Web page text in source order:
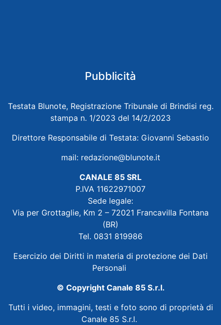
Pubblicità
Testata Blunote, Registrazione Tribunale di Brindisi reg.
stampa n. 1/2023 del 14/2/2023
Direttore Responsabile di Testata: Giovanni Sebastio
mail: redazione@blunote.it
CANALE 85 SRL
P.IVA 11622971007
Sede legale:
Via per Grottaglie, Km 2 – 72021 Francavilla Fontana
(BR)
Tel. 0831 819986
Esercizio dei Diritti in materia di protezione dei Dati
Personali
© Copyright Canale 85 S.r.l.
Tutti i video, immagini, testi e foto sono di proprietà di
Canale 85 S.r.l.